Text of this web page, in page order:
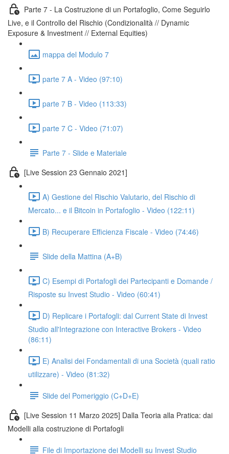
Parte 7 - La Costruzione di un Portafoglio, Come Seguirlo
Live, e il Controllo del Rischio (Condizionalità // Dynamic
Exposure & Investment // External Equities)
mappa del Modulo 7
parte 7 A - Video (97:10)
parte 7 B - Video (113:33)
parte 7 C - Video (71:07)
Parte 7 - Slide e Materiale
[Live Session 23 Gennaio 2021]
A) Gestione del Rischio Valutario, del Rischio di
Mercato... e il Bitcoin in Portafoglio - Video (122:11)
B) Recuperare Efficienza Fiscale - Video (74:46)
Slide della Mattina (A+B)
C) Esempi di Portafogli dei Partecipanti e Domande /
Risposte su Invest Studio - Video (60:41)
D) Replicare i Portafogli: dal Current State di Invest
Studio all'Integrazione con Interactive Brokers - Video
(86:11)
E) Analisi dei Fondamentali di una Società (quali ratio
utilizzare) - Video (81:32)
Slide del Pomeriggio (C+D+E)
[Live Session 11 Marzo 2025] Dalla Teoria alla Pratica: dai
Modelli alla costruzione di Portafogli
File di Importazione dei Modelli su Invest Studio